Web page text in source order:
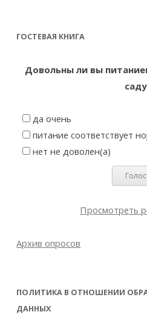
ГОСТЕВАЯ КНИГА
Довольны ли вы
саду
да очень
питание соответствует
нет не доволен(а)
Просмотреть
Архив опросов
ПОЛИТИКА В ОТНОШЕНИИ
ДАННЫХ